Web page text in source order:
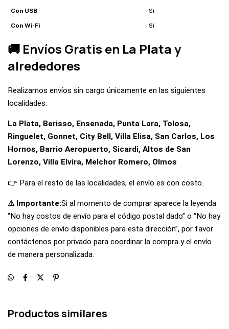
Con USB Sí
Con Wi-Fi Sí
🚚 Envíos Gratis en La Plata y
alrededores
Realizamos envíos sin cargo únicamente en las siguientes
localidades:
La Plata, Berisso, Ensenada, Punta Lara, Tolosa,
Ringuelet, Gonnet, City Bell, Villa Elisa, San Carlos, Los
Hornos, Barrio Aeropuerto, Sicardi, Altos de San
Lorenzo, Villa Elvira, Melchor Romero, Olmos
👉 Para el resto de las localidades, el envío es con costo.
⚠ Importante:Si al momento de comprar aparece la leyenda
“No hay costos de envío para el código postal dado” o “No hay
opciones de envío disponibles para esta dirección”, por favor
contáctenos por privado para coordinar la compra y el envío
de manera personalizada.
Productos similares